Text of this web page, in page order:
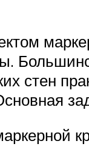
стен